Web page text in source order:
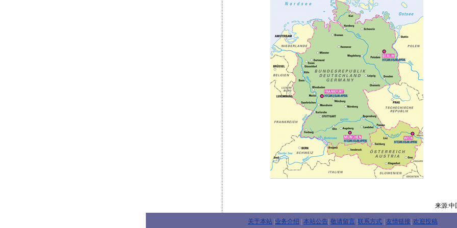
来源:中
关于本站 业务介绍 本站公告 敬请留言 联系方式 友情链接 欢迎投稿